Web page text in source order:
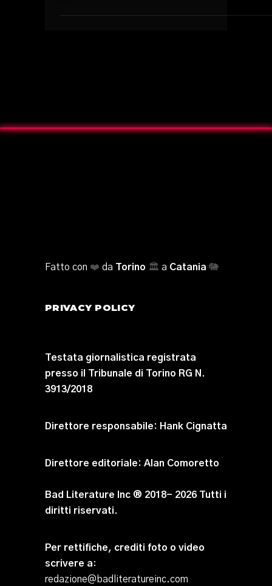
Fatto con ❤️ da Torino 🏛️ a Catania 🐘
PRIVACY POLICY
Testata giornalistica registrata
presso il Tribunale di Torino RG N.
3913/2018
Direttore responsabile: Hank Cignatta
Direttore editoriale: Alan Comoretto
Bad Literature Inc ® 2018- 2026 Tutti i
diritti riservati.
Per rettifiche, crediti foto o video
scrivere a:
redazione@badliteratureinc.com